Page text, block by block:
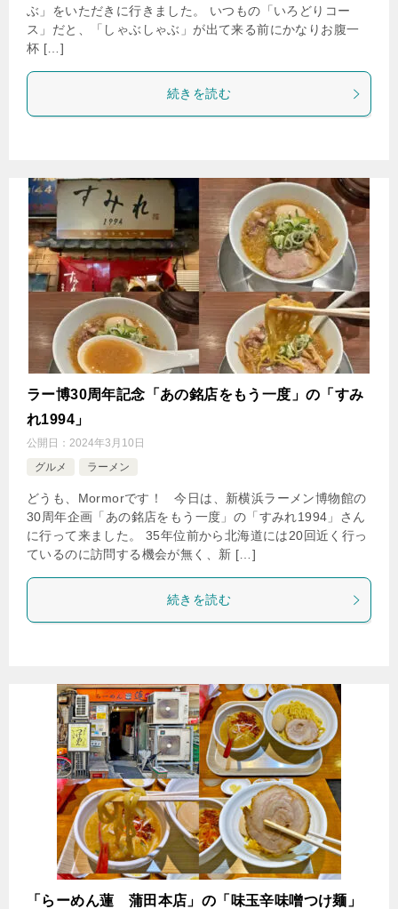
ぶ」をいただきに行きました。 いつもの「いろどりコー
ス」だと、「しゃぶしゃぶ」が出て来る前にかなりお腹一
杯 […]
続きを読む
ラー博30周年記念「あの銘店をもう一度」の「すみ
れ1994」
公開日： 2024年3月10日
グルメ
ラーメン
どうも、Mormorです！ 今日は、新横浜ラーメン博物館の
30周年企画「あの銘店をもう一度」の「すみれ1994」さん
に行って来ました。 35年位前から北海道には20回近く行っ
ているのに訪問する機会が無く、新 […]
続きを読む
「らーめん蓮 蒲田本店」の「味玉辛味噌つけ麺」